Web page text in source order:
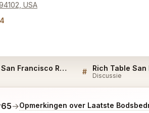
USA
Rich Table San Francisco Reviews # Discussie
→Opmerkingen over Laatste